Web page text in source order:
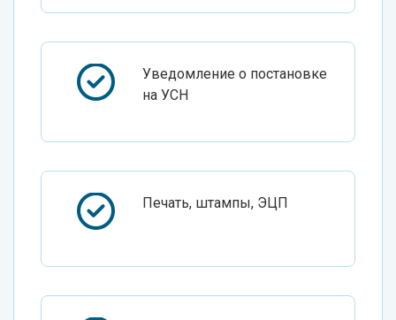
Уведомление о постановке
на УСН
Печать, штампы, ЭЦП